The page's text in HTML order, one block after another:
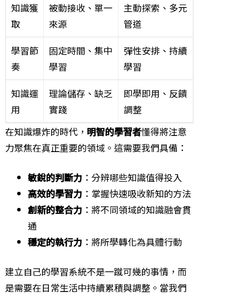
知識獲
取
被動接收、單一
來源
主動探索、多元
管道
學習節
奏
固定時間、集中
學習
彈性安排、持續
學習
知識運
用
理論儲存、缺乏
實踐
即學即用、反饋
調整
在知識爆炸的時代， 明智的學習者懂得將注意
力聚焦在真正重要的領域。這需要我們具備：
敏銳的判斷力 ：分辨哪些知識值得投入
高效的學習力 ：掌握快速吸收新知的方法
創新的整合力 ：將不同領域的知識融會貫
通
穩定的執行力 ：將所學轉化為具體行動
建立自己的學習系統不是一蹴可幾的事情，而
是需要在日常生活中持續累積與調整。當我們